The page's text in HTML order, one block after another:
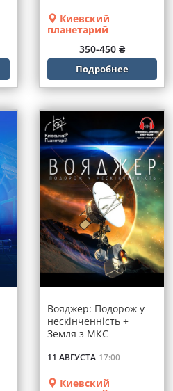
Киевский
планетарий
350-450 ₴
Подробнее
Вояджер: Подорож у
нескінченність +
Земля з МКС
11 АВГУСТА 17:00
Киевский